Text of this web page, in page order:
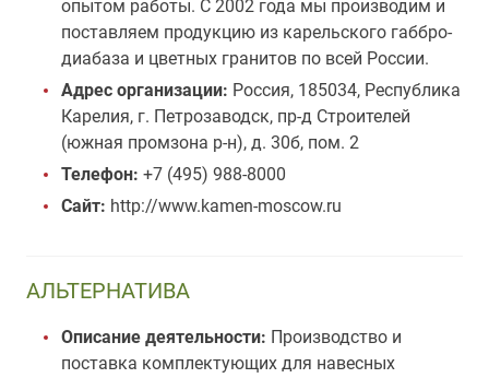
опытом работы. С 2002 года мы производим и
поставляем продукцию из карельского габбро-
диабаза и цветных гранитов по всей России.
Адрес организации: Россия, 185034, Республика
Карелия, г. Петрозаводск, пр-д Строителей
(южная промзона р-н), д. 30б, пом. 2
Телефон: +7 (495) 988-8000
Сайт: http://www.kamen-moscow.ru
АЛЬТЕРНАТИВА
Описание деятельности: Производство и
поставка комплектующих для навесных